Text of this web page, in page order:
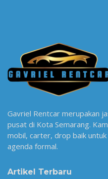
Gavriel Rentcar merupakan
pusat di Kota Semarang.
mobil, carter, drop baik
agenda formal.
Artikel Terbaru